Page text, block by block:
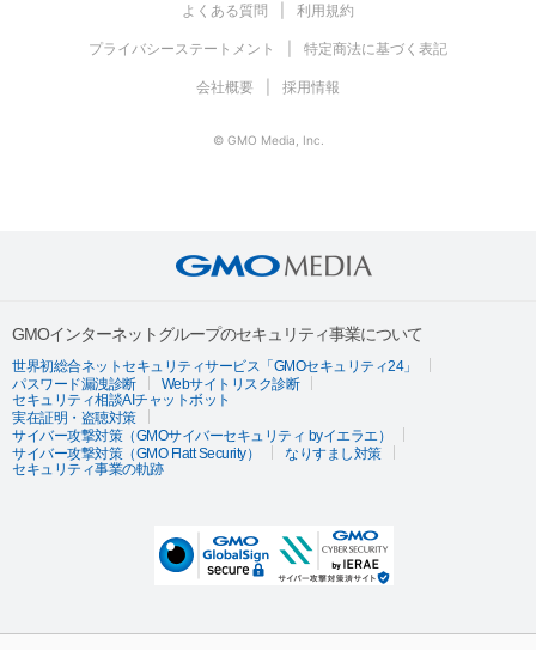
よくある質問 利用規約
プライバシーステートメント 特定商法に基づく表記
会社概要 採用情報
© GMO Media, Inc.
GMOインターネットグループのセキュリティ事業について
世界初総合ネットセキュリティサービス「GMOセキュリティ24」
パスワード漏洩診断
Webサイトリスク診断
セキュリティ相談AIチャットボット
実在証明・盗聴対策
サイバー攻撃対策（GMOサイバーセキュリティ byイエラエ）
サイバー攻撃対策（GMO Flatt Security）
なりすまし対策
セキュリティ事業の軌跡